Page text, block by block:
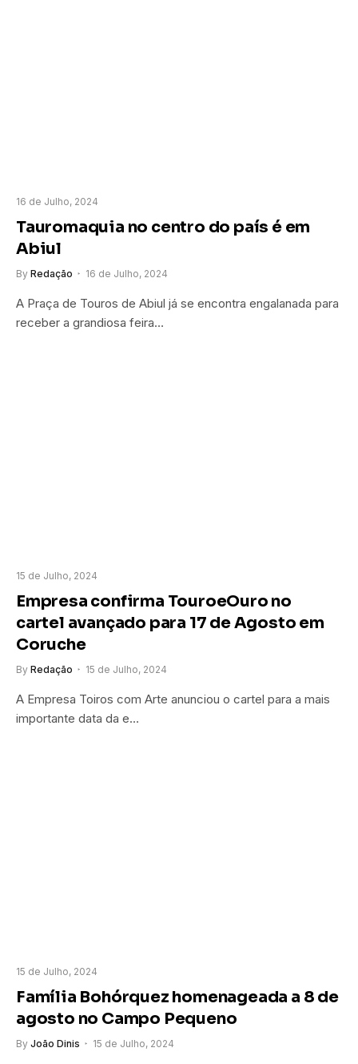
16 de Julho, 2024
Tauromaquia no centro do país é em
Abiul
By Redação 16 de Julho, 2024
A Praça de Touros de Abiul já se encontra engalanada para
receber a grandiosa feira…
15 de Julho, 2024
Empresa confirma TouroeOuro no
cartel avançado para 17 de Agosto em
Coruche
By Redação 15 de Julho, 2024
A Empresa Toiros com Arte anunciou o cartel para a mais
importante data da e…
15 de Julho, 2024
Família Bohórquez homenageada a 8 de
agosto no Campo Pequeno
By João Dinis 15 de Julho, 2024